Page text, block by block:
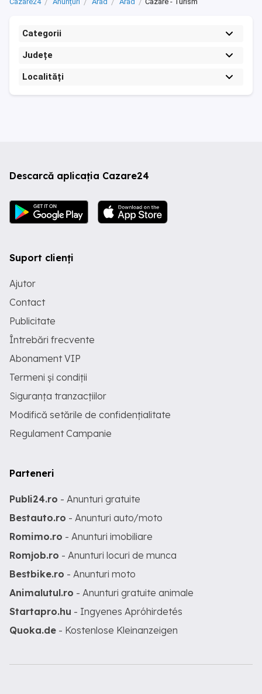
Categorii
Județe
Localități
Descarcă aplicația Cazare24
Suport clienți
Ajutor
Contact
Publicitate
Întrebări frecvente
Abonament VIP
Termeni și condiții
Siguranța tranzacțiilor
Modifică setările de confidențialitate
Regulament Campanie
Parteneri
Publi24.ro - Anunturi gratuite
Bestauto.ro - Anunturi auto/moto
Romimo.ro - Anunturi imobiliare
Romjob.ro - Anunturi locuri de munca
Bestbike.ro - Anunturi moto
Animalutul.ro - Anunturi gratuite animale
Startapro.hu - Ingyenes Apróhirdetés
Quoka.de - Kostenlose Kleinanzeigen